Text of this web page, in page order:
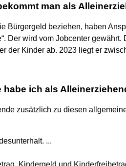
man als
Bürgergeld beziehen, haben
Der wird vom Jobcenter
der Kinder ab. 2023 liegt er
habe ich als
zusätzlich zu diesen
...
Kindergeld und